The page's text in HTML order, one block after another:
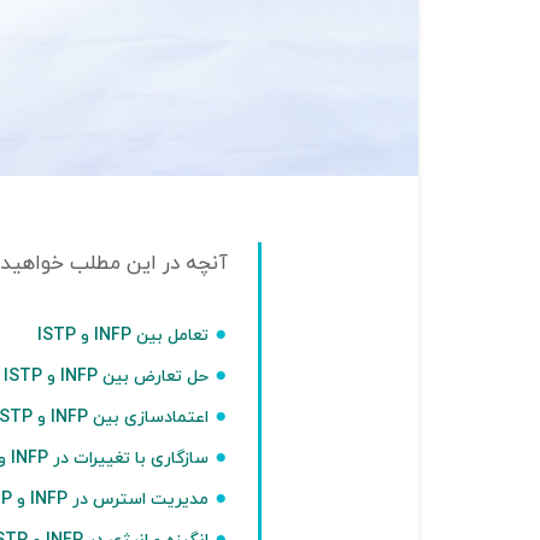
تعامل بین INFP و ISTP
حل تعارض بین INFP و ISTP
اعتمادسازی بین INFP و ISTP
سازگاری با تغییرات در INFP و ISTP
مدیریت استرس در INFP و ISTP